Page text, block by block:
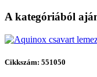
A kategóriából
Cikkszám: 551050